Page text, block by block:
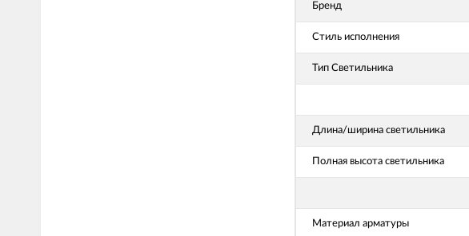
Бренд
Стиль исполнения
Тип Светильника
Длина/ширина светильника
Полная высота светильника
Материал арматуры